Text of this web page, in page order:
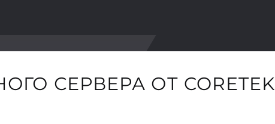
СЕРВЕРА ОТ CORETEK